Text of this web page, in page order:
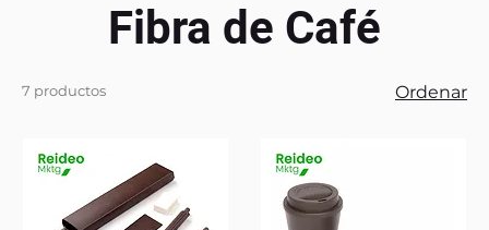
Fibra de Café
7 productos Ordenar